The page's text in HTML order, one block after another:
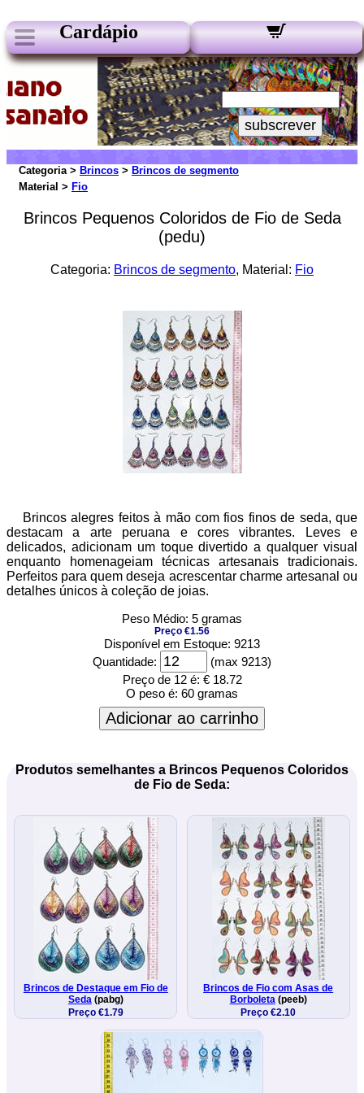
Cardápio
Nossos Boletins:
Seu e-mail:
subscrever
Categoria > Brincos > Brincos de segmento
Material > Fio
Brincos Pequenos Coloridos de Fio de Seda
(pedu)
Categoria: Brincos de segmento, Material: Fio
Brincos alegres feitos à mão com fios finos de seda, que
destacam a arte peruana e cores vibrantes. Leves e
delicados, adicionam um toque divertido a qualquer visual
enquanto homenageiam técnicas artesanais tradicionais.
Perfeitos para quem deseja acrescentar charme artesanal ou
detalhes únicos à coleção de joias.
Peso Médio: 5 gramas
Preço €1.56
Disponível em Estoque: 9213
Quantidade:
(max 9213)
Preço de 12 é: € 18.72
O peso é: 60 gramas
Adicionar ao carrinho
Produtos semelhantes a Brincos Pequenos Coloridos
de Fio de Seda:
Brincos de Destaque em Fio de
Seda(pabg)
Preço €1.79
Brincos de Fio com Asas de
Borboleta(peeb)
Preço €2.10